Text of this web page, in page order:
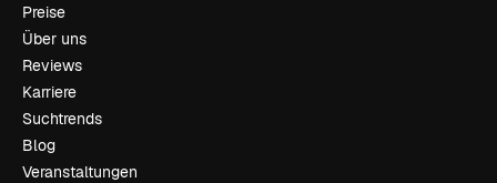
Preise
Über uns
Reviews
Karriere
Suchtrends
Blog
Veranstaltungen